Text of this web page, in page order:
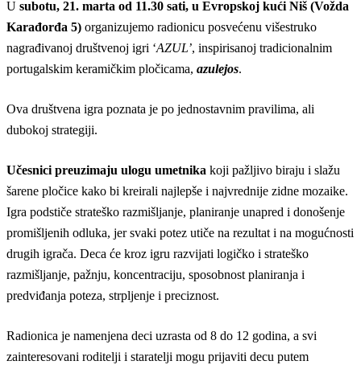
U subotu, 21. marta od 11.30 sati, u Evropskoj kući Niš (Vožda
Karađorđa 5) organizujemo radionicu posvećenu višestruko
nagrađivanoj društvenoj igri ‘AZUL’, inspirisanoj tradicionalnim
portugalskim keramičkim pločicama, azulejos.
Ova društvena igra poznata je po jednostavnim pravilima, ali
dubokoj strategiji.
Učesnici preuzimaju ulogu umetnika koji pažljivo biraju i slažu
šarene pločice kako bi kreirali najlepše i najvrednije zidne mozaike.
Igra podstiče strateško razmišljanje, planiranje unapred i donošenje
promišljenih odluka, jer svaki potez utiče na rezultat i na mogućnosti
drugih igrača. Deca će kroz igru razvijati logičko i strateško
razmišljanje, pažnju, koncentraciju, sposobnost planiranja i
predviđanja poteza, strpljenje i preciznost.
Radionica je namenjena deci uzrasta od 8 do 12 godina, a svi
zainteresovani roditelji i staratelji mogu prijaviti decu putem